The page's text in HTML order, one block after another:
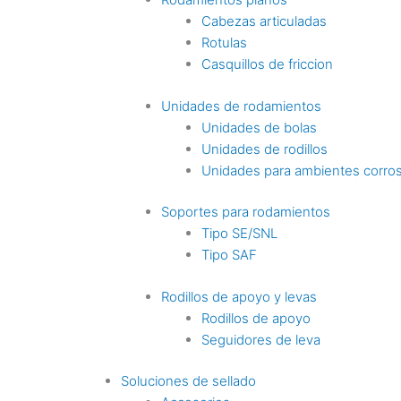
Cabezas articuladas
Rotulas
Casquillos de friccion
Unidades de rodamientos
Unidades de bolas
Unidades de rodillos
Unidades para ambientes
Soportes para rodamientos
Tipo SE/SNL
Tipo SAF
Rodillos de apoyo y levas
Rodillos de apoyo
Seguidores de leva
Soluciones de sellado